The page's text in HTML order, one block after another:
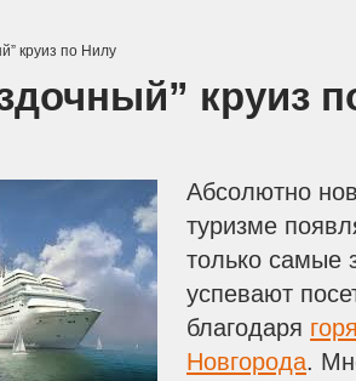
круиз по Нилу
круиз
Абсолютно
туризме
только самые
успевают
благодаря
Новгорода.